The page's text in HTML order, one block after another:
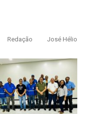
Redação José Hélio